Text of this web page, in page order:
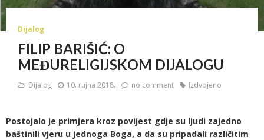
Dijalog
FILIP BARIŠIĆ: O
MEĐURELIGIJSKOM DIJALOGU
Dijalog 10. rujna 2018. no comment Izdvojeno
Postojalo je primjera kroz povijest gdje su ljudi zajedno
baštinili vjeru u jednoga Boga, a da su pripadali različitim